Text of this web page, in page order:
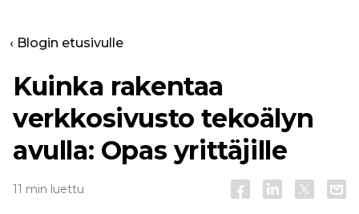
‹ Blogin etusivulle
Kuinka rakentaa
verkkosivusto tekoälyn
avulla: Opas yrittäjille
11 min luettu